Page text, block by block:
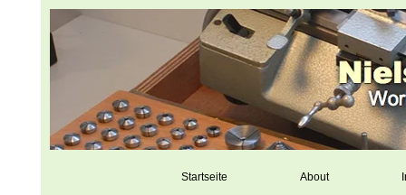
Startseite About